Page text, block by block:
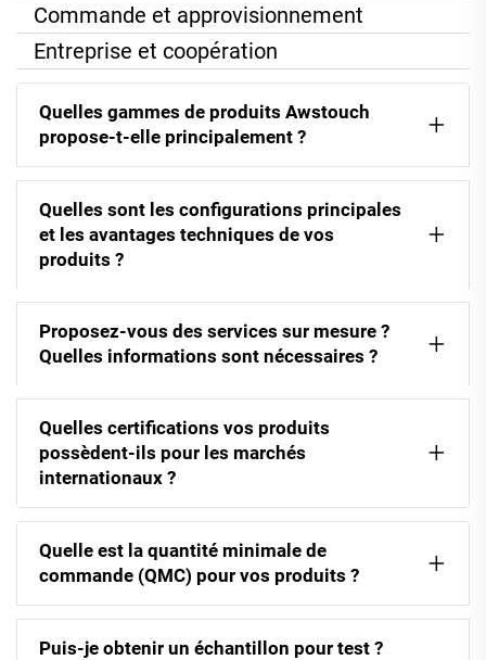
Commande et approvisionnement
Entreprise et coopération
Quelles gammes de produits Awstouch
propose-t-elle principalement ?
Quelles sont les configurations principales
et les avantages techniques de vos
produits ?
Proposez-vous des services sur mesure ?
Quelles informations sont nécessaires ?
Quelles certifications vos produits
possèdent-ils pour les marchés
internationaux ?
Quelle est la quantité minimale de
commande (QMC) pour vos produits ?
Puis-je obtenir un échantillon pour test ?